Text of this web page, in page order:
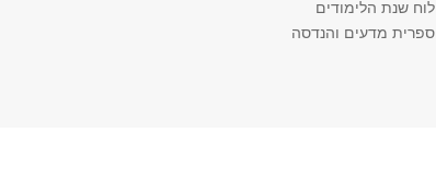
לוח שנת הלימודים
ספרית מדעים והנדסה